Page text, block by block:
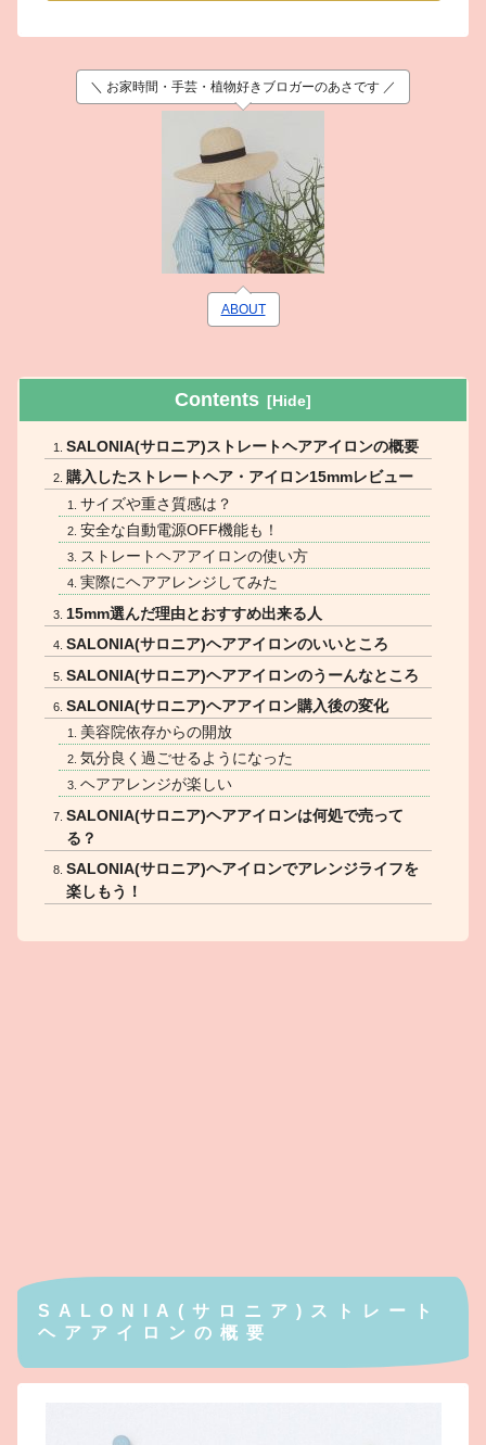
＼ お家時間・手芸・植物好きブロガーのあさです ／
ABOUT
Contents
SALONIA(サロニア)ストレートヘアアイロンの概要
購入したストレートヘア・アイロン15mmレビュー
サイズや重さ質感は？
安全な自動電源OFF機能も！
ストレートヘアアイロンの使い方
実際にヘアアレンジしてみた
15mm選んだ理由とおすすめ出来る人
SALONIA(サロニア)ヘアアイロンのいいところ
SALONIA(サロニア)ヘアアイロンのうーんなところ
SALONIA(サロニア)ヘアアイロン購入後の変化
美容院依存からの開放
気分良く過ごせるようになった
ヘアアレンジが楽しい
SALONIA(サロニア)ヘアアイロンは何処で売って
る？
SALONIA(サロニア)ヘアイロンでアレンジライフを
楽しもう！
SALONIA(サロニア)ストレート
ヘアアイロンの概要